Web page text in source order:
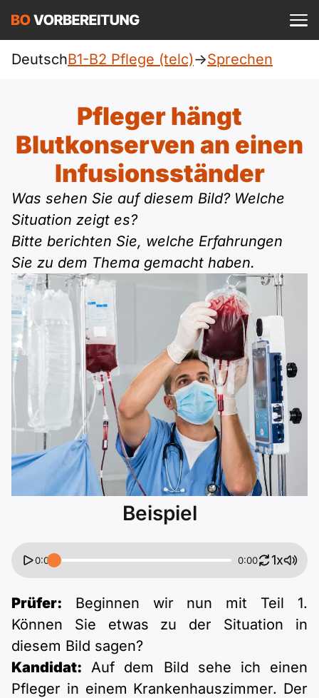
Pflege (telc)
Allgemein
DTZ
Beruf
telc
Goethe
ÖIF
ÖSD
Englisch
Türkisch
Ukrainisch
Russisch
Polnisch
A1 Allgemein
A1 DTZ
A1 telc
A1 Goethe
A1 ÖIF
A2
A2 Allgemein
A2 DTZ
A2 telc
A2 Goethe
A2 ÖIF
B1 Allgemein
B1 DTZ
B1 Beruf
B1 telc
B1 Goethe
B1 ÖIF
B1 ÖSD
B2
B2 Allgemein
B2 Beruf
B2 telc
B2 Goethe
B2 Pflege (telc)
Blog
Webinare
Mehr Tools
Online-Kurse
Einbürgerungstest
Spiele
Schulen & Kurse
Lebenslauf erstellen
Motivationsbriefe
Einloggen ist kostenlos?
DeutschB1-B2 Pflege (telc)->Sprechen
Pfleger hängt
Blutkonserven an einen
Infusionsständer
Was sehen Sie auf diesem Bild? Welche
Situation zeigt es?
Bitte berichten Sie, welche Erfahrungen
Sie zu dem Thema gemacht haben.
Beispiel
0:00 0:00 1x
Prüfer: Beginnen wir nun mit Teil 1.
Können Sie etwas zu der Situation in
diesem Bild sagen?
Kandidat: Auf dem Bild sehe ich einen
Pfleger in einem Krankenhauszimmer. Der